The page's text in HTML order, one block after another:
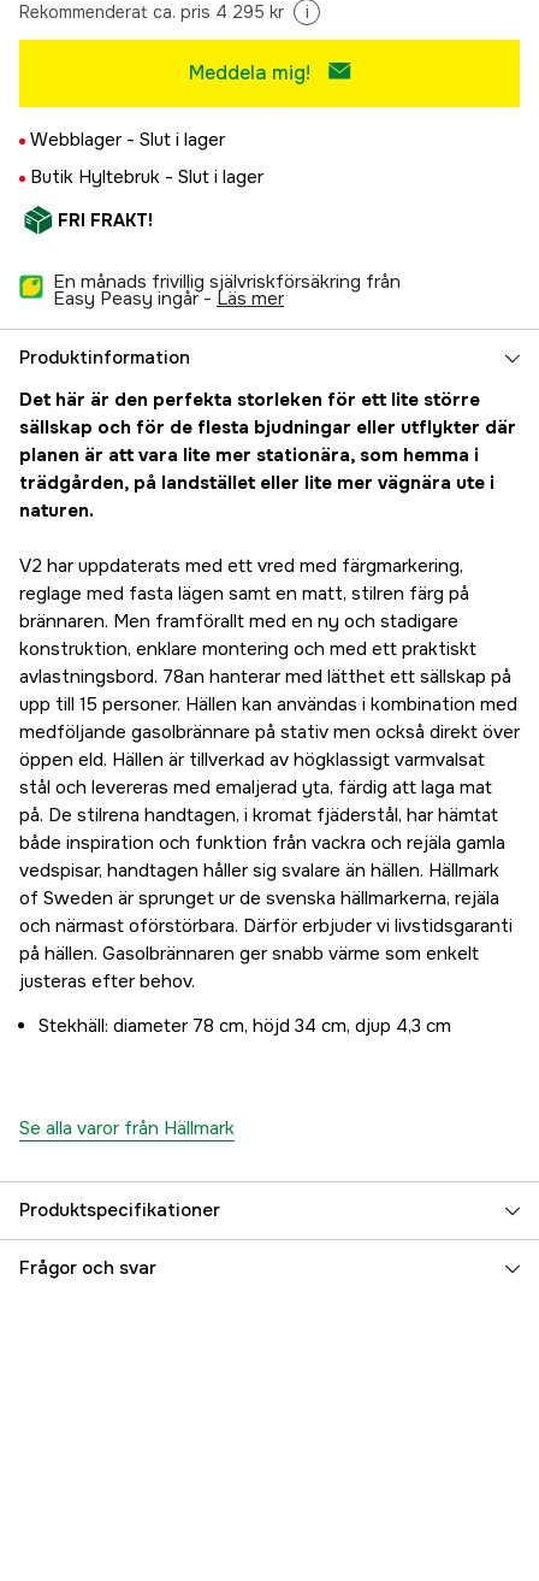
Rekommenderat ca. pris 4 295 kr i
Meddela mig!
Webblager - Slut i lager
Butik Hyltebruk - Slut i lager
FRI FRAKT!
En månads frivillig självriskförsäkring från
Easy Peasy ingår - läs mer
Produktinformation
Det här är den perfekta storleken för ett lite större
sällskap och för de flesta bjudningar eller utflykter där
planen är att vara lite mer stationära, som hemma i
trädgården, på landstället eller lite mer vägnära ute i
naturen.
V2 har uppdaterats med ett vred med färgmarkering,
reglage med fasta lägen samt en matt, stilren färg på
brännaren. Men framförallt med en ny och stadigare
konstruktion, enklare montering och med ett praktiskt
avlastningsbord. 78an hanterar med lätthet ett sällskap på
upp till 15 personer. Hällen kan användas i kombination med
medföljande gasolbrännare på stativ men också direkt över
öppen eld. Hällen är tillverkad av högklassigt varmvalsat
stål och levereras med emaljerad yta, färdig att laga mat
på. De stilrena handtagen, i kromat fjäderstål, har hämtat
både inspiration och funktion från vackra och rejäla gamla
vedspisar, handtagen håller sig svalare än hällen. Hällmark
of Sweden är sprunget ur de svenska hällmarkerna, rejäla
och närmast oförstörbara. Därför erbjuder vi livstidsgaranti
på hällen. Gasolbrännaren ger snabb värme som enkelt
justeras efter behov.
Stekhäll: diameter 78 cm, höjd 34 cm, djup 4,3 cm
Se alla varor från Hällmark
Produktspecifikationer
Bränsletyp Gasol
Frågor och svar